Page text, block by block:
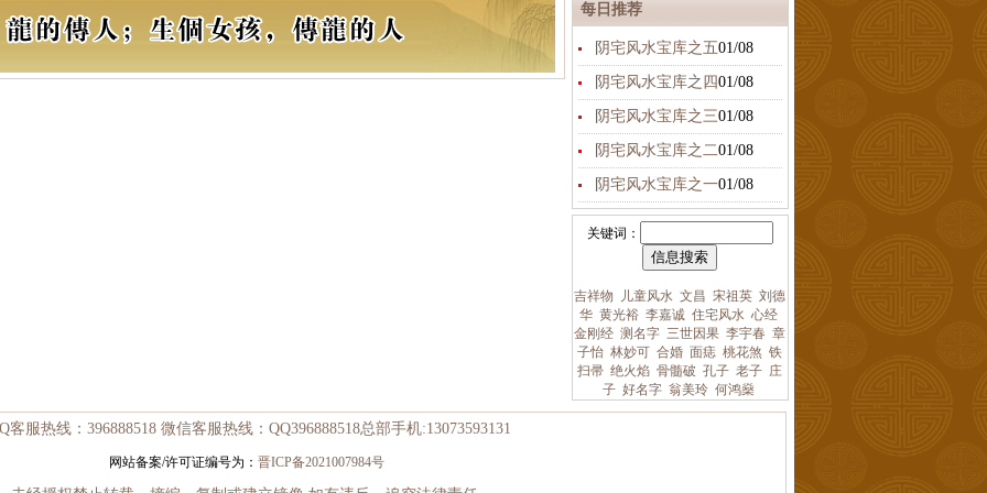
每日推荐
阴宅风水宝库之五01/08
阴宅风水宝库之四01/08
阴宅风水宝库之三01/08
阴宅风水宝库之二01/08
阴宅风水宝库之一01/08
关键词：
吉祥物 儿童风水 文昌 宋祖英 刘德
华 黄光裕 李嘉诚 住宅风水 心经
金刚经 测名字 三世因果 李宇春 章
子怡 林妙可 合婚 面痣 桃花煞 铁
扫帚 绝火焰 骨髓破 孔子 老子 庄
子 好名字 翁美玲 何鸿燊
客服热线：396888518 微信客服热线：QQ396888518总部手机:13073593131
网站备案/许可证编号为： 晋ICP备2021007984号